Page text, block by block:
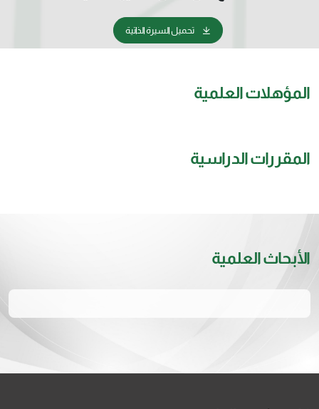
تحميل السيرة الذاتية
المؤهلات العلمية
المقررات الدراسية
الأبحاث العلمية